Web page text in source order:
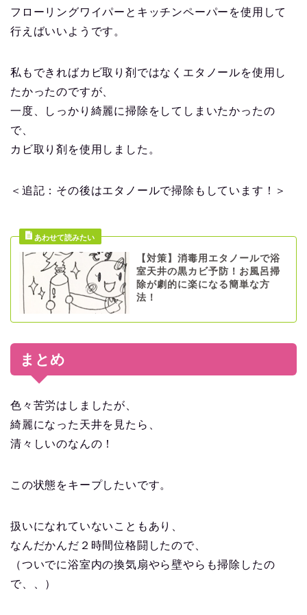
フローリングワイパーとキッチンペーパーを使用して
行えばいいようです。
私もできればカビ取り剤ではなくエタノールを使用し
たかったのですが、
一度、しっかり綺麗に掃除をしてしまいたかったの
で、
カビ取り剤を使用しました。
＜追記：その後はエタノールで掃除もしています！＞
【対策】消毒用エタノールで浴
室天井の黒カビ予防！お風呂掃
除が劇的に楽になる簡単な方
法！
まとめ
色々苦労はしましたが、
綺麗になった天井を見たら、
清々しいのなんの！
この状態をキープしたいです。
扱いになれていないこともあり、
なんだかんだ２時間位格闘したので、
（ついでに浴室内の換気扇やら壁やらも掃除したの
で、、）